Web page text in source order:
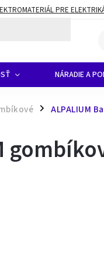
PRE
NÁRADIE A
/ ALPALIUM